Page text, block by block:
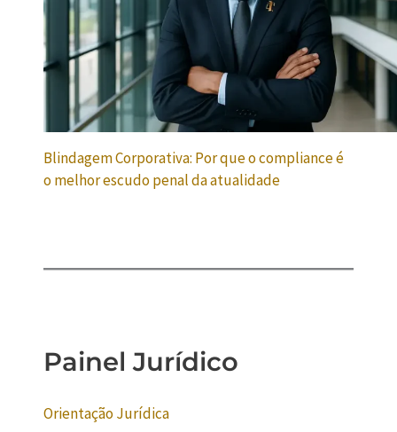
Blindagem Corporativa: Por que o compliance é
o melhor escudo penal da atualidade
Painel Jurídico
Orientação Jurídica